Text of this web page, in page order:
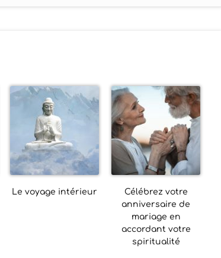
Le voyage intérieur
Célébrez votre
anniversaire de
mariage en
accordant votre
spiritualité